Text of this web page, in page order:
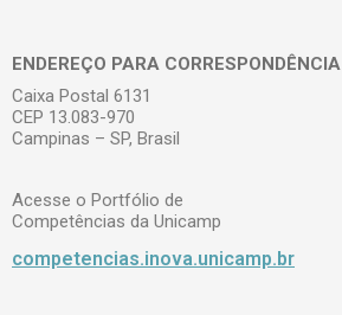
ENDEREÇO PARA CORRESPONDÊNCIA
Caixa Postal 6131
CEP 13.083-970
Campinas – SP, Brasil
Acesse o Portfólio de
Competências da Unicamp
competencias.inova.unicamp.br